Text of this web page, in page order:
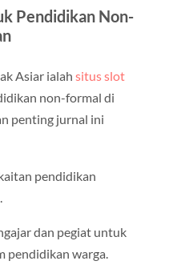
Pendidikan Non-
Asiar ialah situs slot
non-formal di
penting jurnal ini
pendidikan
dan pegiat untuk
pendidikan warga.